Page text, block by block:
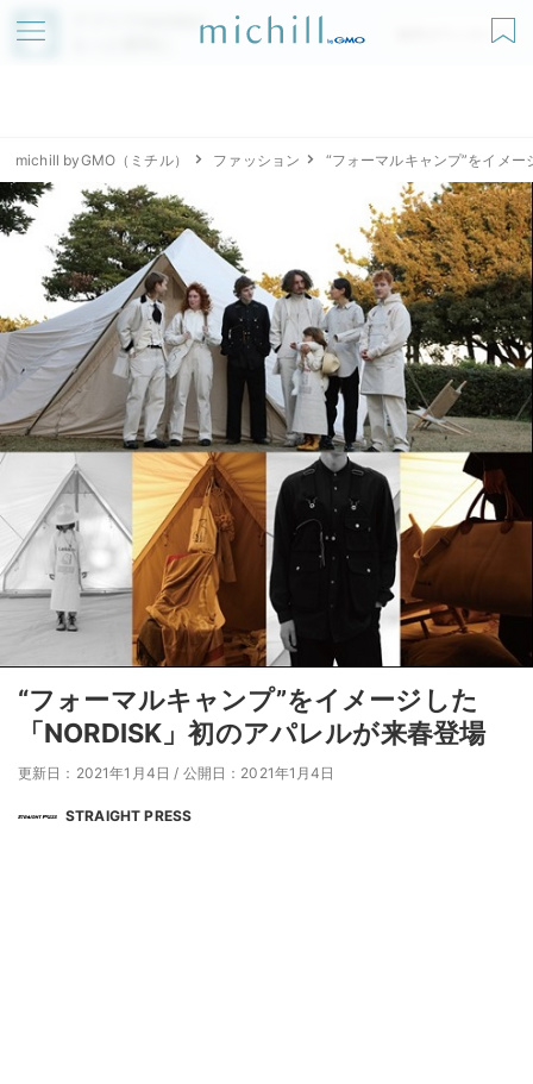
アプリでmichillが
無料ダウンロード
michill byGMO（ミチル） ファッション “フォーマルキャンプ”をイメ
“フォーマルキャンプ”をイメージした
「NORDISK」初のアパレルが来春登場
更新日：2021年1月4日 / 公開日：2021年1月4日
STRAIGHT PRESS